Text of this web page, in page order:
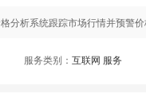
分析系统跟踪市场行情并预警
服务类别： 互联网 服务